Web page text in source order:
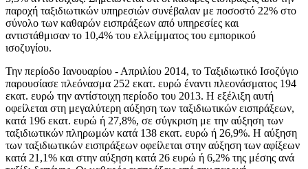
παροχή ταξιδιωτικών υπηρεσιών συνέβαλαν με ποσοστό 22% στο
σύνολο των καθαρών εισπράξεων από υπηρεσίες και
αντιστάθμισαν το 10,4% του ελλείμματος του εμπορικού
ισοζυγίου.
Την περίοδο Ιανουαρίου - Απριλίου 2014, το Ταξιδιωτικό Ισοζύγιο
παρουσίασε πλεόνασμα 252 εκατ. ευρώ έναντι πλεονάσματος 194
εκατ. ευρώ την αντίστοιχη περίοδο του 2013. Η εξέλιξη αυτή
οφείλεται στη μεγαλύτερη αύξηση των ταξιδιωτικών εισπράξεων,
κατά 196 εκατ. ευρώ ή 27,8%, σε σύγκριση με την αύξηση των
ταξιδιωτικών πληρωμών κατά 138 εκατ. ευρώ ή 26,9%. H αύξηση
των ταξιδιωτικών εισπράξεων οφείλεται στην αύξηση των αφίξεων
κατά 21,1% και στην αύξηση κατά 26 ευρώ ή 6,2% της μέσης ανά